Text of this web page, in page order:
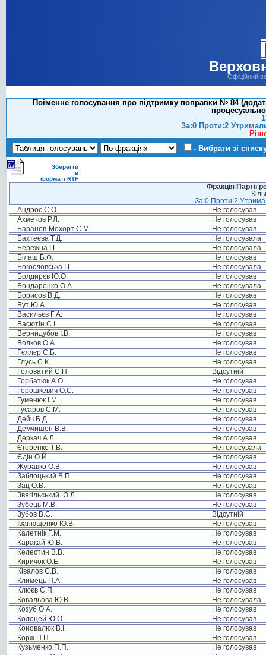
Офіційний
Поіменне голосування про підтримку поправки № 84
За:0 Проти:2
- Вибрати зі
Зберегти
в
форматі RTF
Фракція Партії
За:0 Проти:2
Андрос С.О.
Не голосував
Ахметов Р.Л.
Не голосував
Баранов-Мохорт С.М.
Не голосував
Бахтеєва Т.Д.
Не голосувала
Бережна І.Г.
Не голосувала
Білаш Б.Ф.
Не голосував
Богословська І.Г.
Не голосувала
Болдирєв Ю.О.
Не голосував
Бондаренко О.А.
Не голосувала
Борисов В.Д.
Не голосував
Бут Ю.А.
Не голосував
Васильєв Г.А.
Не голосував
Васютін С.І.
Не голосував
Вернидубов І.В.
Не голосував
Волков О.А.
Не голосував
Гєллєр Є.Б.
Не голосував
Глусь С.К.
Не голосував
Головатий С.П.
Відсутній
Горбатюк А.О.
Не голосував
Горошкевич О.С.
Не голосував
Гуменюк І.М.
Не голосував
Гусаров С.М.
Не голосував
Дейч Б.Д.
Не голосував
Демчишен В.В.
Не голосував
Деркач А.Л.
Не голосував
Єгоренко Т.В.
Не голосувала
Єдін О.Й.
Не голосував
Журавко О.В.
Не голосував
Заблоцький В.П.
Не голосував
Зац О.В.
Не голосував
Звягільський Ю.Л.
Не голосував
Зубець М.В.
Не голосував
Зубов В.С.
Відсутній
Іванющенко Ю.В.
Не голосував
Калетнік Г.М.
Не голосував
Каракай Ю.В.
Не голосував
Келестин В.В.
Не голосував
Киричок О.Е.
Не голосував
Ківалов С.В.
Не голосував
Климець П.А.
Не голосував
Клюєв С.П.
Не голосував
Ковальова Ю.В.
Не голосувала
Козуб О.А.
Не голосував
Колоцей Ю.О.
Не голосував
Коновалюк В.І.
Не голосував
Корж П.П.
Не голосував
Кузьменко П.П.
Не голосував